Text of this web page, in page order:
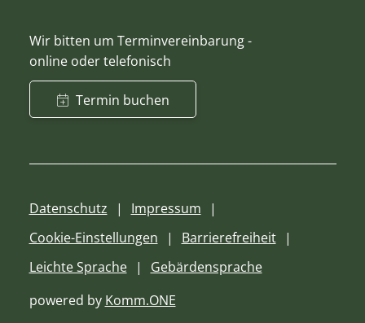
Wir bitten um Terminvereinbarung -
online oder telefonisch
Termin buchen
Datenschutz
Impressum
Cookie-Einstellungen
Barrierefreiheit
Leichte Sprache
Gebärdensprache
powered by Komm.ONE